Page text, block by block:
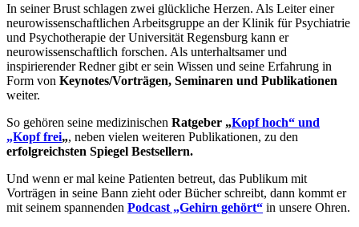
In seiner Brust schlagen zwei glückliche Herzen. Als Leiter einer
neurowissenschaftlichen Arbeitsgruppe an der Klinik für Psychiatrie
und Psychotherapie der Universität Regensburg kann er
neurowissenschaftlich forschen. Als unterhaltsamer und
inspirierender Redner gibt er sein Wissen und seine Erfahrung in
Form von Keynotes/Vorträgen, Seminaren und Publikationen
weiter.
So gehören seine medizinischen Ratgeber „Kopf hoch“ und
„Kopf frei„, neben vielen weiteren Publikationen, zu den
erfolgreichsten Spiegel Bestsellern.
Und wenn er mal keine Patienten betreut, das Publikum mit
Vorträgen in seine Bann zieht oder Bücher schreibt, dann kommt er
mit seinem spannenden Podcast „Gehirn gehört“ in unsere Ohren.